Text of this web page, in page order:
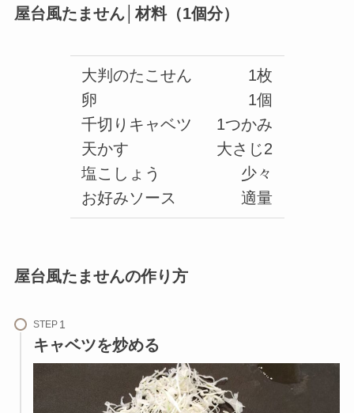
屋台風たません│材料（1個分）
大判のたこせん
卵
千切りキャベツ
天かす
塩こしょう
お好みソース
1枚
1個
1つかみ
大さじ2
少々
適量
屋台風たませんの作り方
STEP
キャベツを炒める